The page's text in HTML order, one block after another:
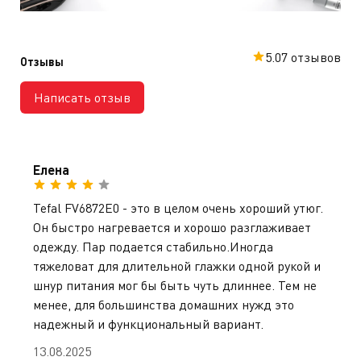
Отзывы
Написать отзыв
5.07 отзывов
Елена
Tefal FV6872E0 - это в целом очень хороший утюг.
Он быстро нагревается и хорошо разглаживает
одежду. Пар подается стабильно.Иногда
тяжеловат для длительной глажки одной рукой и
шнур питания мог бы быть чуть длиннее. Тем не
менее, для большинства домашних нужд это
надежный и функциональный вариант.
13.08.2025